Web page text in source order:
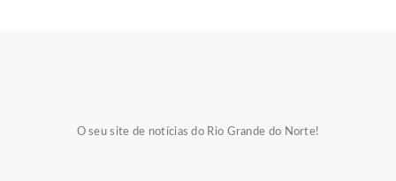
O seu site de notícias do Rio Grande do Norte!